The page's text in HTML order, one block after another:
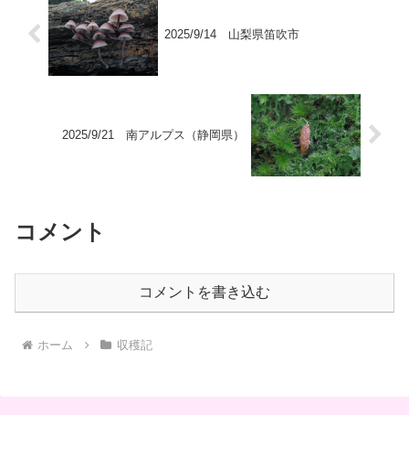
2025/9/14 山梨県笛吹市
2025/9/21 南アルプス（静岡県）
コメント
コメントを書き込む
ホーム 収穫記